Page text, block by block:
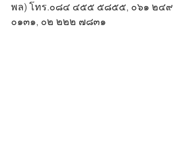
พล) โทร.๐๘๔ ๔๕๕ ๕๘๕๕, ๐๖๑ ๒๔๙
๐๑๓๑, ๐๒ ๒๒๒ ๗๘๓๑